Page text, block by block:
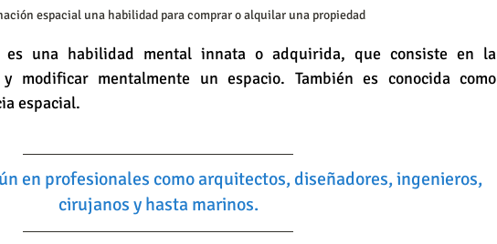
espacial una habilidad para comprar o alquilar una propiedad
es una habilidad mental innata o adquirida, que consiste en la
modificar mentalmente un espacio. También es conocida como
espacial.
en profesionales como arquitectos, diseñadores, ingenieros,
cirujanos y hasta marinos.